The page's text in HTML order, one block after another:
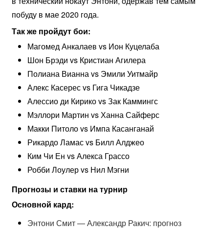
побуду в мае 2020 года.
Так же пройдут бои:
Магомед Анкалаев vs Ион Куцелаба
Шон Брэди vs Кристиан Агилера
Полиана Вианна vs Эмили Уитмайр
Алекс Касерес vs Гига Чикадзе
Алессио ди Кирико vs Зак Каммингс
Мэллори Мартин vs Ханна Сайферс
Макки Питоло vs Импа Касанганай
Рикардо Ламас vs Билл Алджео
Ким Чи Ен vs Алекса Грассо
Робби Лоулер vs Нил Мэгни
Прогнозы и ставки на турнир
Основной кард:
Энтони Смит — Александр Ракич: прогноз